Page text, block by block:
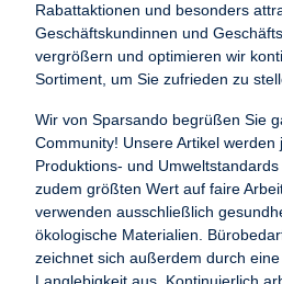
Rabattaktionen und besonders
Geschäftskundinnen und
vergrößern und optimieren wir
Sortiment, um Sie zufrieden zu
Wir von Sparsando begrüßen Sie
Community! Unsere Artikel
Produktions- und
zudem größten Wert auf faire
verwenden ausschließlich
ökologische Materialien.
zeichnet sich außerdem durch